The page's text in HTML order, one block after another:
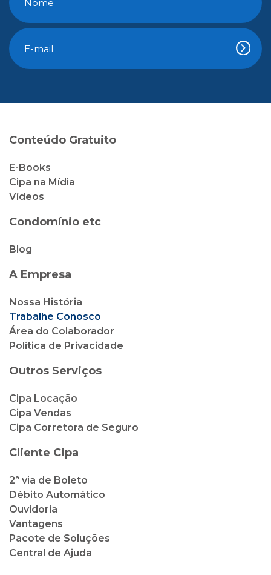
Conteúdo Gratuito
E-Books
Cipa na Mídia
Vídeos
Condomínio etc
Blog
A Empresa
Nossa História
Trabalhe Conosco
Área do Colaborador
Política de Privacidade
Outros Serviços
Cipa Locação
Cipa Vendas
Cipa Corretora de Seguro
Cliente Cipa
2ª via de Boleto
Débito Automático
Ouvidoria
Vantagens
Pacote de Soluções
Central de Ajuda